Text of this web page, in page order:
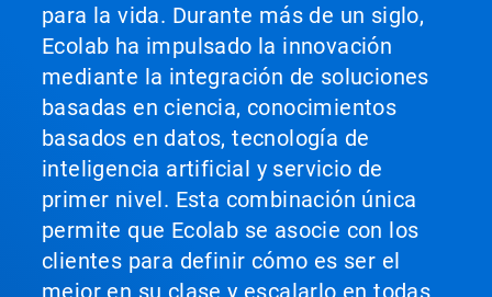
para la vida. Durante más de un siglo,
Ecolab ha impulsado la innovación
mediante la integración de soluciones
basadas en ciencia, conocimientos
basados en datos, tecnología de
inteligencia artificial y servicio de
primer nivel. Esta combinación única
permite que Ecolab se asocie con los
clientes para definir cómo es ser el
mejor en su clase y escalarlo en todas